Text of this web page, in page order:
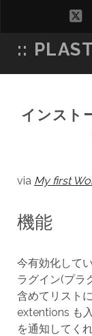
::
インスト
via My first
機能
今有効化して
ラグイン(プラ
含めてリスト
extentions も
を通知してく